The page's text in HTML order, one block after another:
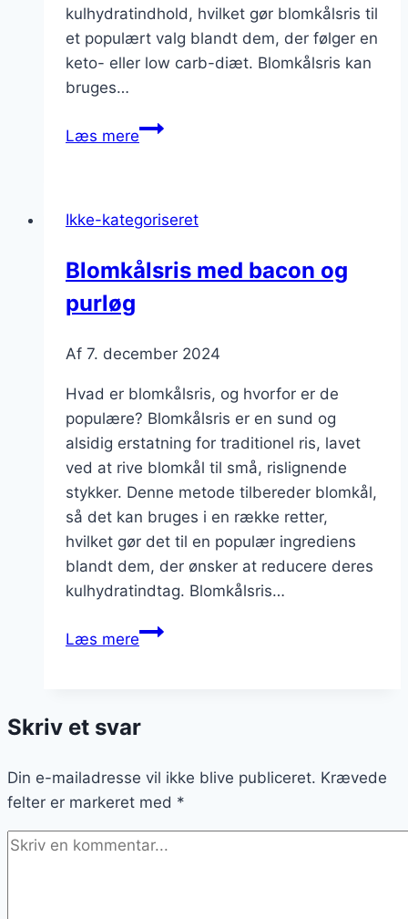
kulhydratindhold, hvilket gør blomkålsris til
et populært valg blandt dem, der følger en
keto- eller low carb-diæt. Blomkålsris kan
bruges…
Læs mereBlomkålsris
grøntsager
Ikke-kategoriseret
Blomkålsris med bacon og
purløg
Af 7. december 2024
Hvad er blomkålsris, og hvorfor er de
populære? Blomkålsris er en sund og
alsidig erstatning for traditionel ris, lavet
ved at rive blomkål til små, rislignende
stykker. Denne metode tilbereder blomkål,
så det kan bruges i en række retter,
hvilket gør det til en populær ingrediens
blandt dem, der ønsker at reducere deres
kulhydratindtag. Blomkålsris…
Læs mereBlomkålsris
purløg
Skriv et svar
Din e-mailadresse vil ikke blive publiceret. Krævede
felter er markeret med *